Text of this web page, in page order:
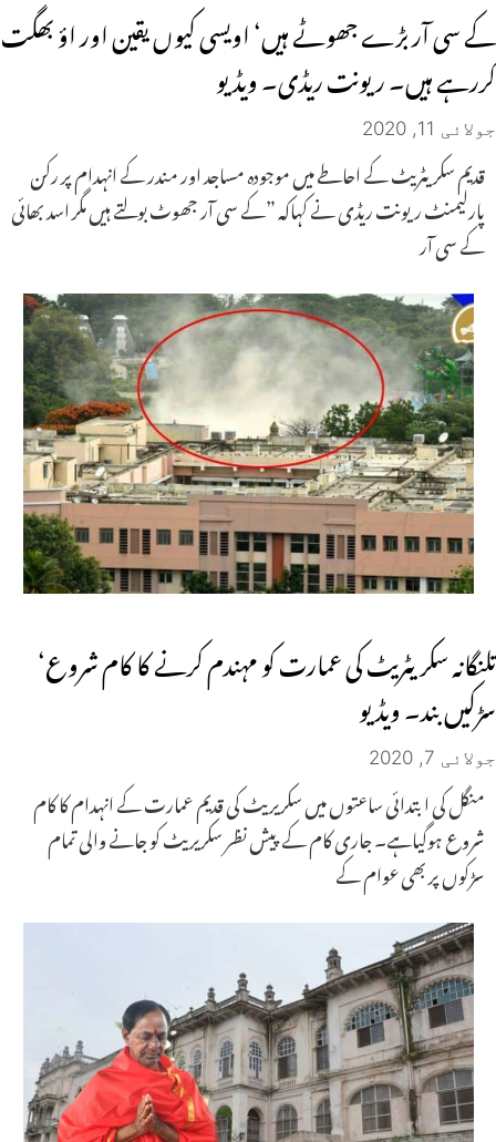
کے سی آر بڑے جھوٹے ہیں‘ اویسی کیوں یقین اور اؤ بھگت
کررہے ہیں۔ ریونت ریڈی۔ ویڈیو
جولائی 11, 2020
قدیم سکریٹریٹ کے احاطے میں موجودہ مساجد اور مندر کے انہدام پر رکن
پارلیمنٹ ریونت ریڈی نے کہاکہ ”کے سی آر جھوٹ بولتے ہیں مگر اسد بھائی
کے سی آر
تلنگانہ سکریٹریٹ کی عمارت کو مہندم کرنے کا کام شروع‘
سڑکیں بند۔ ویڈیو
جولائی 7, 2020
منگل کی ابتدائی ساعتوں میں سکریریٹ کی قدیم عمارت کے انہدام کا کام
شروع ہوگیاہے۔ جاری کام کے پیش نظر سکریریٹ کو جانے والی تمام
سڑکوں پر بھی عوام کے